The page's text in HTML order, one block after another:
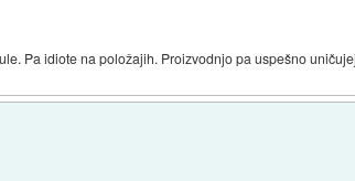
Pa idiote na položajih. Proizvodnjo pa uspešno